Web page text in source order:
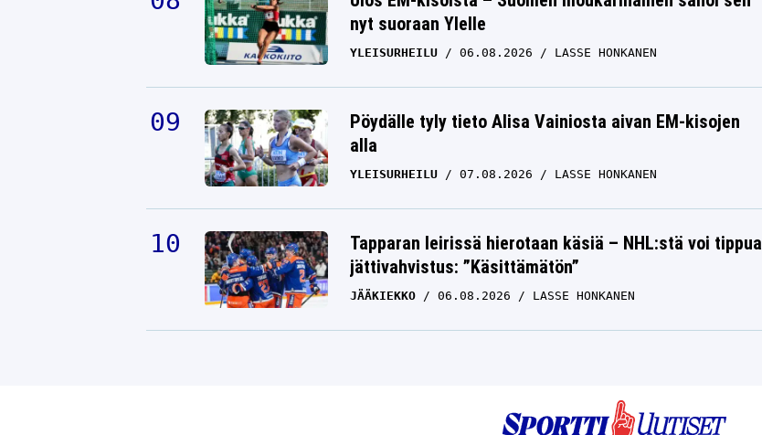
nyt suoraan Ylelle
YLEISURHEILU 06.08.2026 LASSE HONKANEN
Pöydälle tyly tieto Alisa Vainiosta aivan EM-kisojen
alla
YLEISURHEILU 07.08.2026 LASSE HONKANEN
Tapparan leirissä hierotaan käsiä – NHL:stä voi tippua
jättivahvistus: ”Käsittämätön”
JÄÄKIEKKO 06.08.2026 LASSE HONKANEN